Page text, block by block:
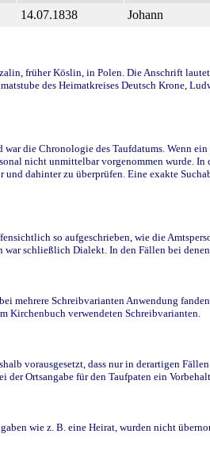
14.07.1838 Johann
früher Köslin, in Polen. Die Anschrift
des Heimatkreises Deutsch Krone,
die Chronologie des Taufdatums. Wenn
nicht unmittelbar vorgenommen wurde.
dahinter zu überprüfen. Eine exakte
so aufgeschrieben, wie die
schließlich Dialekt. In den Fällen bei
mehrere Schreibvarianten Anwendung
Kirchenbuch verwendeten Schreibvarianten.
vorausgesetzt, dass nur in derartigen
Ortsangabe für den Taufpaten ein
wie z. B. eine Heirat, wurden nicht